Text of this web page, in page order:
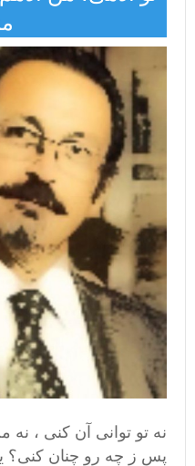
نه تو توانى آن كنى ، نه
پس ز چه رو چنان كنى؟